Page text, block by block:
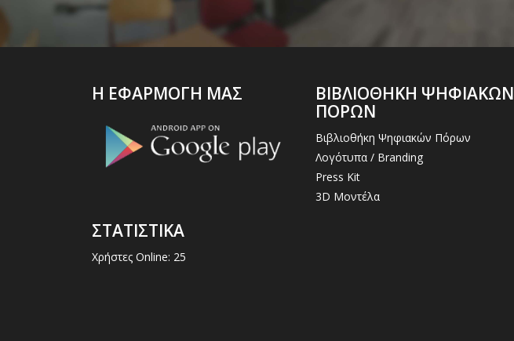
Η ΕΦΑΡΜΟΓΗ ΜΑΣ
ΣΤΑΤΙΣΤΙΚΑ
Χρήστες Online: 25
ΒΙΒΛΙΟΘΗΚΗ ΨΗΦΙΑΚΩΝ
ΠΟΡΩΝ
Βιβλιοθήκη Ψηφιακών Πόρων
Λογότυπα / Branding
Press Kit
3D Μοντέλα